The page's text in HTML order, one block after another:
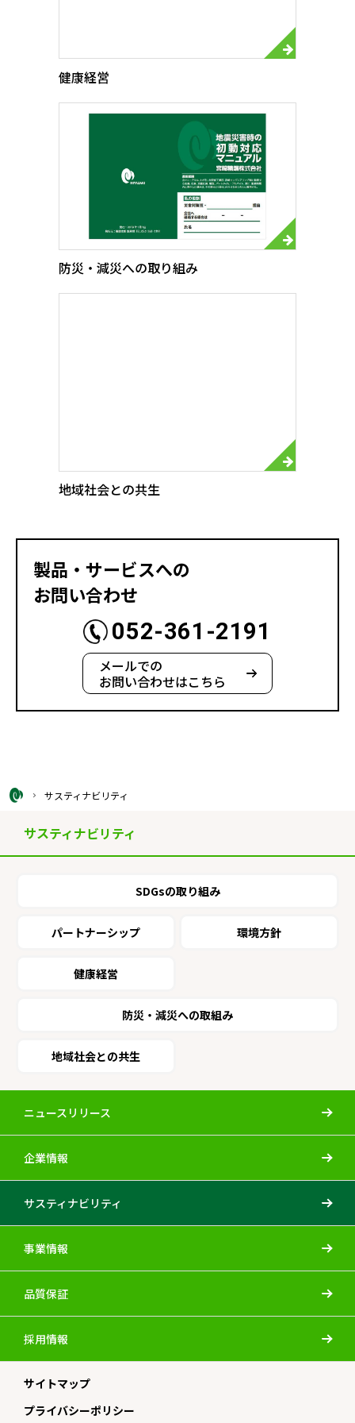
健康経営
防災・減災への取り組み
地域社会との共生
製品・サービスへの
お問い合わせ
052-361-2191
メールでの
お問い合わせはこちら
サスティナビリティ
サスティナビリティ
SDGsの取り組み
パートナーシップ 環境方針
健康経営
防災・減災への取組み
地域社会との共生
ニュースリリース
企業情報
サスティナビリティ
事業情報
品質保証
採用情報
サイトマップ
プライバシーポリシー